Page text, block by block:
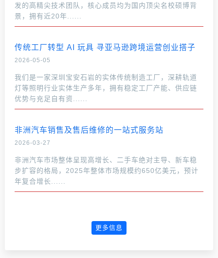
发的高精尖技术团队，核心成员均为国内顶尖名校硕博背
景，拥有近20年......
传统工厂转型 AI 玩具 寻亚马逊跨境运营创业搭子
2026-05-05
我们是一家深圳宝安石岩的实体传统制造工厂，深耕轨道
灯等照明行业实体生产多年，拥有稳定工厂产能、供应链
优势与充足自有资......
非洲汽车销售及售后维修的一站式服务站
2026-03-27
非洲汽车市场整体呈现高增长、二手车绝对主导、新车稳
步扩容的格局，2025年整体市场规模约650亿美元，预计
年复合增长......
更多信息